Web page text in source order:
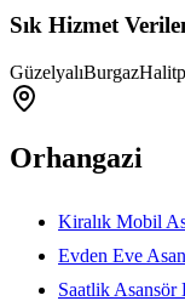
Sık Hizmet
GüzelyalıBurgaz
Orhangazi
Kiralık Mobil
Evden Eve
Saatlik Asansör